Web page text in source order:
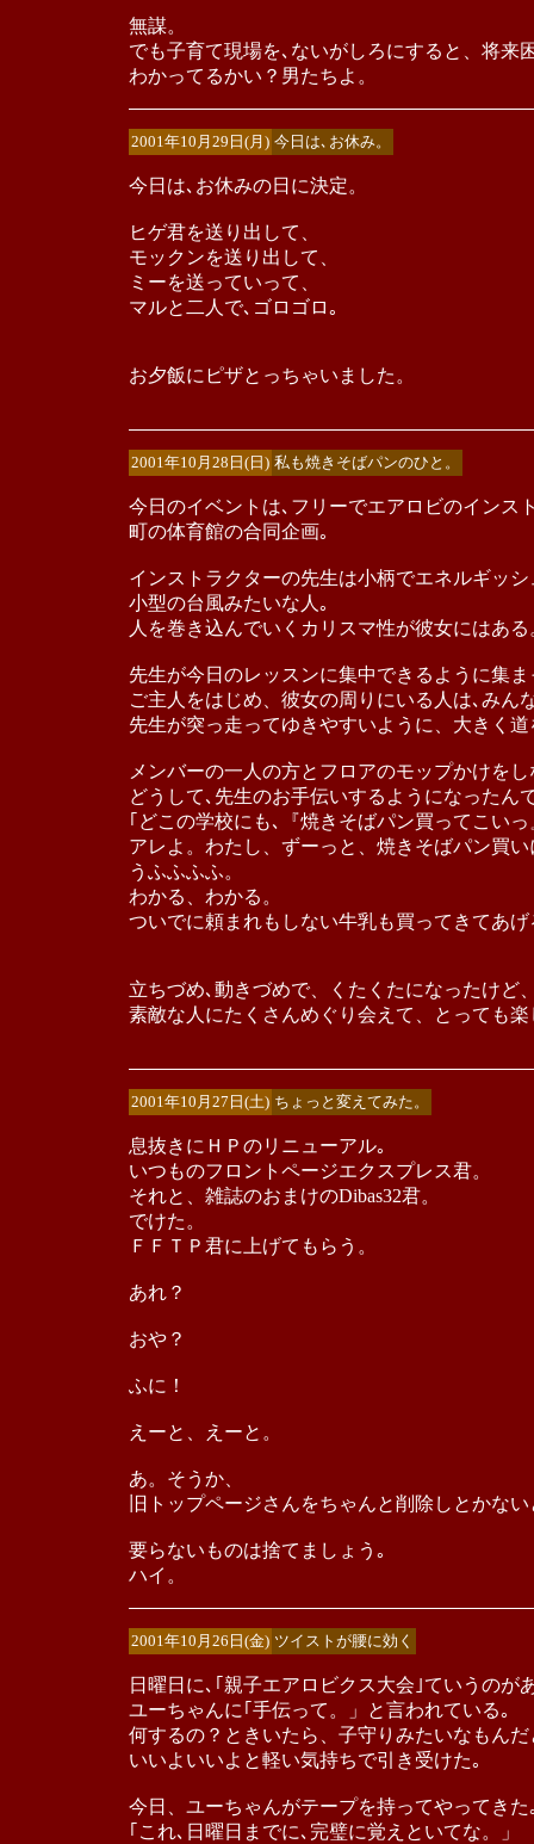
無謀。
でも子育て現場を､ないがしろにすると、将来
わかってるかい？男たちよ。
2001年10月29日(月) 今日は､お休み。
今日は､お休みの日に決定。
ヒゲ君を送り出して、
モックンを送り出して、
ミーを送っていって、
マルと二人で､ゴロゴロ｡
お夕飯にピザとっちゃいました。
2001年10月28日(日) 私も焼きそばパンのひと。
今日のイベントは､フリーでエアロビのインス
町の体育館の合同企画｡
インストラクターの先生は小柄でエネルギッシ
小型の台風みたいな人｡
人を巻き込んでいくカリスマ性が彼女にはある
先生が今日のレッスンに集中できるように集
ご主人をはじめ、彼女の周りにいる人は､みん
先生が突っ走ってゆきやすいように、大きく
メンバーの一人の方とフロアのモップかけを
どうして､先生のお手伝いするようになったん
｢どこの学校にも､『焼きそばパン買ってこい
アレよ。わたし、ずーっと、焼きそばパン買
うふふふふ。
わかる、わかる。
ついでに頼まれもしない牛乳も買ってきてあ
立ちづめ､動きづめで、くたくたになったけど
素敵な人にたくさんめぐり会えて、とっても楽
2001年10月27日(土) ちょっと変えてみた。
息抜きにＨＰのリニューアル｡
いつものフロントページエクスプレス君。
それと、雑誌のおまけのDibas32君。
でけた。
ＦＦＴＰ君に上げてもらう。
あれ？
おや？
ふに！
えーと、えーと。
あ。そうか、
旧トップページさんをちゃんと削除しとかな
要らないものは捨てましょう｡
ハイ。
2001年10月26日(金) ツイストが腰に効く
日曜日に､｢親子エアロビクス大会｣ていうのが
ユーちゃんに｢手伝って。」と言われている｡
何するの？ときいたら、子守りみたいなもんだ
いいよいいよと軽い気持ちで引き受けた｡
今日、ユーちゃんがテープを持ってやってきた
｢これ､日曜日までに､完璧に覚えといてな。」